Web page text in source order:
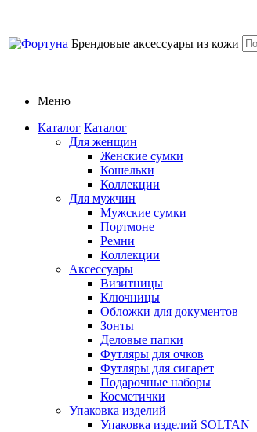
Брендовые аксессуары из кожи
Меню
Каталог Каталог
Для женщин
Женские сумки
Кошельки
Коллекции
Для мужчин
Мужские сумки
Портмоне
Ремни
Коллекции
Аксессуары
Визитницы
Ключницы
Обложки для документов
Зонты
Деловые папки
Футляры для очков
Футляры для сигарет
Подарочные наборы
Косметички
Упаковка изделий
Упаковка изделий SOLTAN